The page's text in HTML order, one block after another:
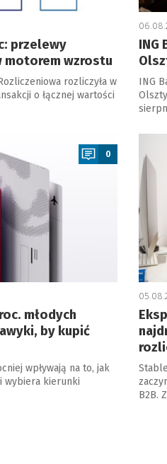
przelewy
motorem wzrostu
rozliczyła w
o łącznej wartości
ING
ING
0
młodych
by kupić
wpływają na to, jak
wybiera kierunki
a
B2B.